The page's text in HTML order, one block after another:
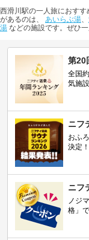
西滑川駅の一人旅におす
があるのは、 あいらぶ湯、
湯 などの施設です。ぜひ
第20
全国
気施
ニフ
おふ
決定！
ニフ
ノジ
格」